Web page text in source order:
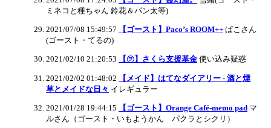
ミネコと種ちゃん 鈴花＆パン太等)
2021/07/08 15:49:57 【ゴースト】Paco’s ROOM++ ぱこさん
(ゴースト・てるの)
2021/02/10 21:20:53 【㋾】さくら支援基金 使い込み疑惑
2021/02/02 01:48:02
【メイド】はてなダイアリー - 酒と煙
草とメイドな日々 イレギュラー
2021/01/28 19:44:15 【ゴースト】Orange Café-memo pad マ
ルさん（ゴースト・いもようかん パクラとシクリ）